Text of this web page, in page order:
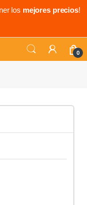
los mejores precios!
0